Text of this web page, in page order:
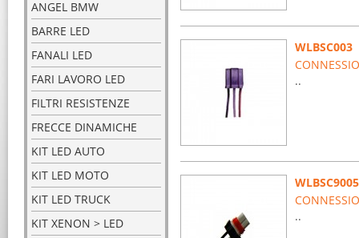
ANGEL BMW
BARRE LED
FANALI LED
FARI LAVORO LED
FILTRI RESISTENZE
FRECCE DINAMICHE
KIT LED AUTO
KIT LED MOTO
KIT LED TRUCK
KIT XENON > LED
WLBSC003
..
WLBSC9005
..